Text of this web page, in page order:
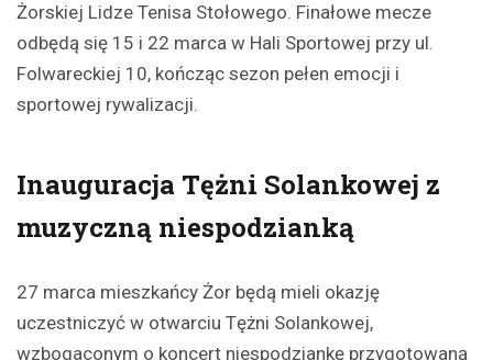
Żorskiej Lidze Tenisa Stołowego. Finałowe mecze
odbędą się 15 i 22 marca w Hali Sportowej przy ul.
Folwareckiej 10, kończąc sezon pełen emocji i
sportowej rywalizacji.
Inauguracja Tężni Solankowej z
muzyczną niespodzianką
27 marca mieszkańcy Żor będą mieli okazję
uczestniczyć w otwarciu Tężni Solankowej,
wzbogaconym o koncert niespodziankę przygotowaną